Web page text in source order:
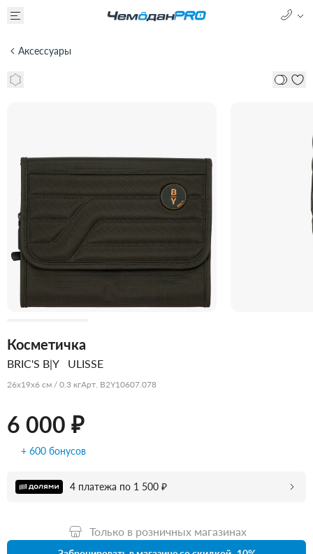
Аксессуары
Косметичка
BRIC'S B|Y ULISSE
26x19x6 см / 0.3 кгАрт. B2Y10607.078
6 000 ₽
+ 600 бонусов
4 платежа по 1 500 ₽
Только в розничных магазинах